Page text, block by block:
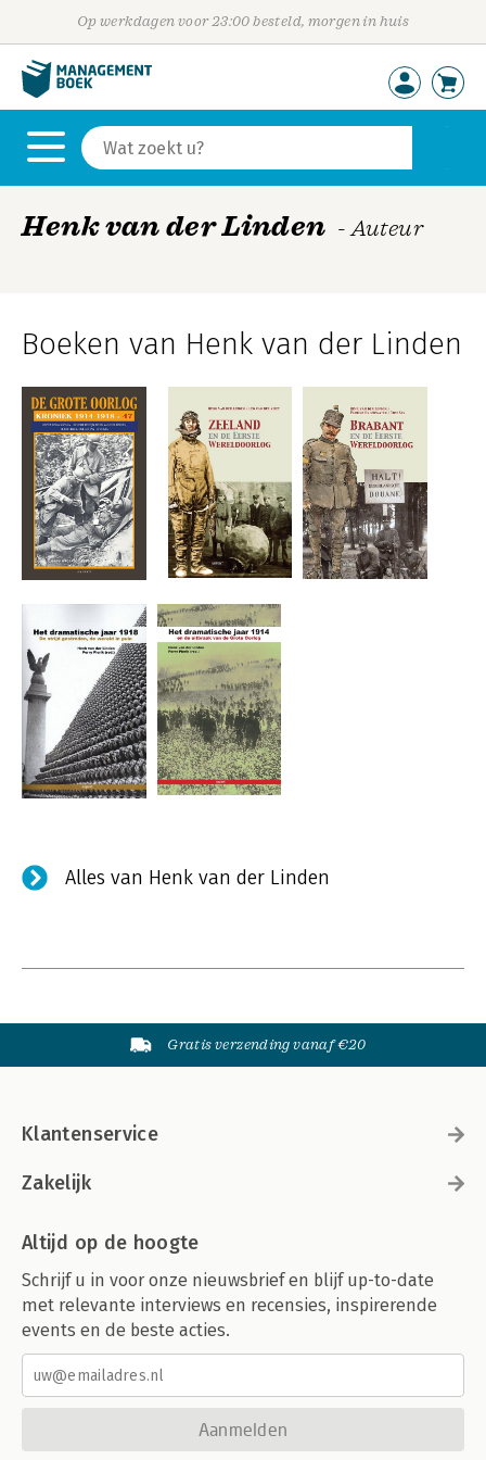
Op werkdagen voor 23:00 besteld, morgen in huis
Henk van der Linden - Auteur
Boeken van Henk van der Linden
Alles van Henk van der Linden
Gratis verzending vanaf €20
Klantenservice
Zakelijk
Altijd op de hoogte
Schrijf u in voor onze nieuwsbrief en blijf up-to-date
met relevante interviews en recensies, inspirerende
events en de beste acties.
Aanmelden